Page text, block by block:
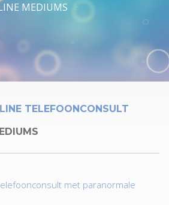
MEDIUMS
TELEFOONCONSULT
met paranormale